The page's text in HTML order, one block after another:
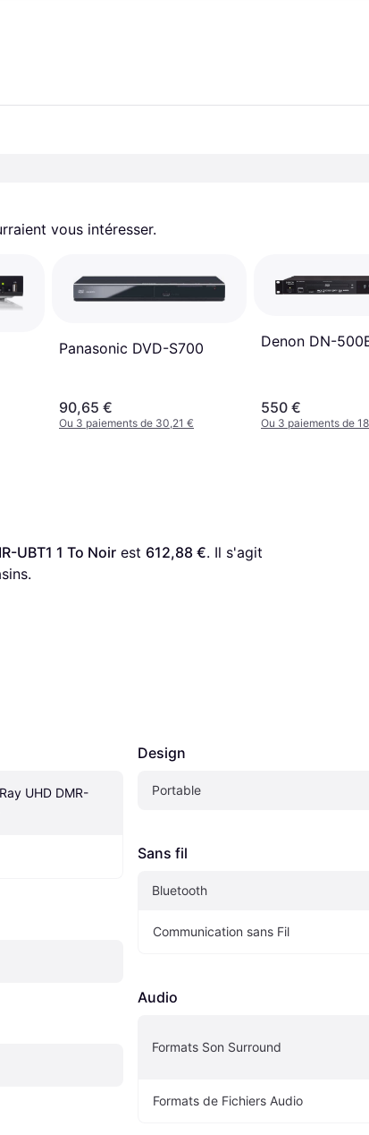
vous intéresser.
Panasonic DVD-S700
90,65 €
Ou 3 paiements de 30,21 €
Denon DN-
550 €
Ou 3 paiements de
UBT1 1 To Noir est 612,88 €. Il s'agit
UHD DMR-
Design
Portable
Sans fil
Bluetooth
Communication sans Fil
Audio
Formats Son Surround
Formats de Fichiers Audio